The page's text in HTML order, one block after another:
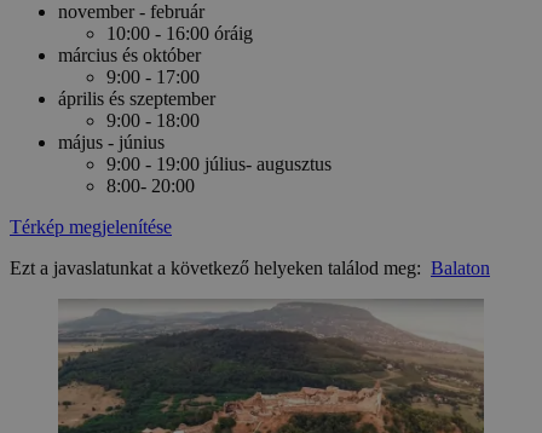
november - február
10:00 - 16:00 óráig
március és október
9:00 - 17:00
április és szeptember
9:00 - 18:00
május - június
9:00 - 19:00 július- augusztus
8:00- 20:00
Térkép megjelenítése
Ezt a javaslatunkat a következő helyeken találod meg: Balaton